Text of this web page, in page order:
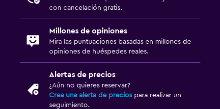
con cancelación gratis.
Millones de opiniones
Mira las puntuaciones basadas en millones de
opiniones de huéspedes reales.
Alertas de precios
¿Aún no quieres reservar?
Crea una alerta de precios para realizar un
seguimiento.